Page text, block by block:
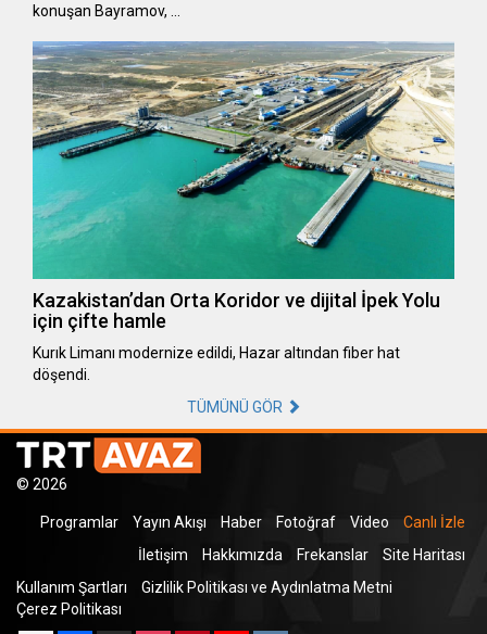
konuşan Bayramov, …
Kazakistan’dan Orta Koridor ve dijital İpek Yolu
için çifte hamle
Kurık Limanı modernize edildi, Hazar altından fiber hat
döşendi.
TÜMÜNÜ GÖR
© 2026
Programlar Yayın Akışı Haber Fotoğraf Video
Canlı İzle
İletişim
Hakkımızda Frekanslar
Site Haritası
Kullanım Şartları
Gizlilik Politikası ve Aydınlatma Metni
Çerez Politikası